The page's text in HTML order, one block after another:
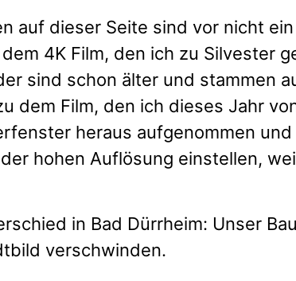
auf dieser Seite sind vor nicht
4K Film, den ich zu Silvester
sind schon älter und stammen
dem Film, den ich dieses Jahr
heraus aufgenommen
hohen Auflösung einstellen,
in Bad Dürrheim: Unser
verschwinden.